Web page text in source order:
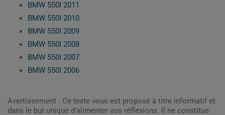
BMW 550I 2011
BMW 550I 2010
BMW 550I 2009
BMW 550I 2008
BMW 550I 2007
BMW 550I 2006
Avertissement : Ce texte vous est proposé à titre informatif et
dans le but unique d’alimenter vos réflexions. Il ne constitue